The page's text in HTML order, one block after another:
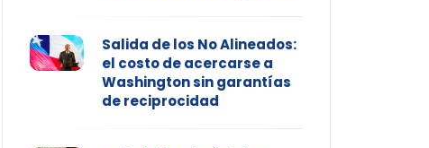
Salida de los No Alineados:
el costo de acercarse a
Washington sin garantías
de reciprocidad